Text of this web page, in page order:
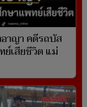
าญา คดีรถบัส
เสียชีวิต แม่